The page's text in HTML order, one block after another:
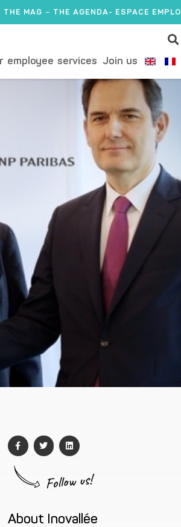
THE MAG THE AGENDA- ESPACE EMPLOI
employee services Join us
Follow us!
About Inovallée